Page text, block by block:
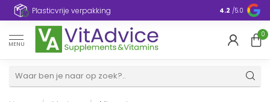
Plasticvrije verpakking 4.2 /5.0
MENU
0